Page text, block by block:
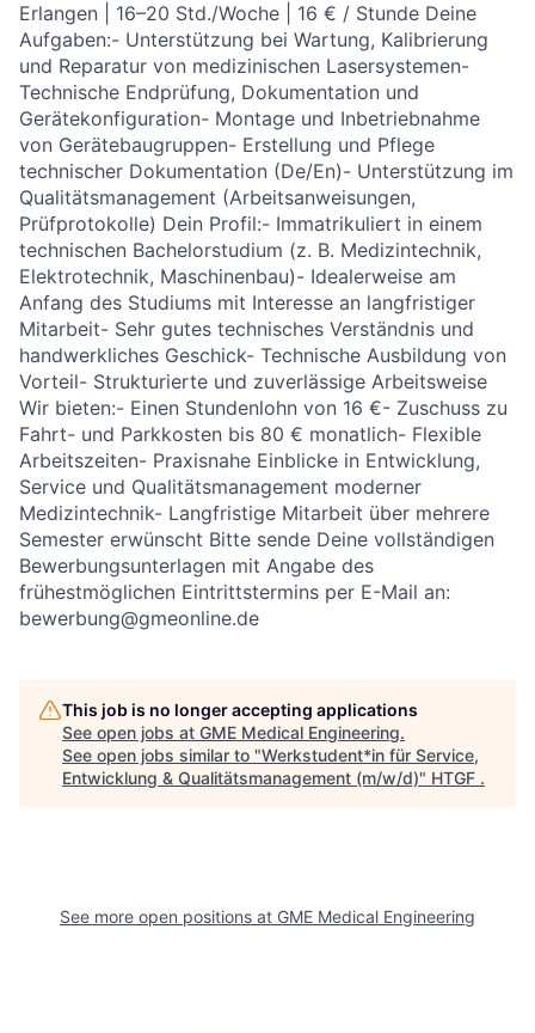
Erlangen | 16–20 Std./Woche | 16 € / Stunde Deine
Aufgaben:- Unterstützung bei Wartung, Kalibrierung
und Reparatur von medizinischen Lasersystemen-
Technische Endprüfung, Dokumentation und
Gerätekonfiguration- Montage und Inbetriebnahme
von Gerätebaugruppen- Erstellung und Pflege
technischer Dokumentation (De/En)- Unterstützung im
Qualitätsmanagement (Arbeitsanweisungen,
Prüfprotokolle) Dein Profil:- Immatrikuliert in einem
technischen Bachelorstudium (z. B. Medizintechnik,
Elektrotechnik, Maschinenbau)- Idealerweise am
Anfang des Studiums mit Interesse an langfristiger
Mitarbeit- Sehr gutes technisches Verständnis und
handwerkliches Geschick- Technische Ausbildung von
Vorteil- Strukturierte und zuverlässige Arbeitsweise
Wir bieten:- Einen Stundenlohn von 16 €- Zuschuss zu
Fahrt- und Parkkosten bis 80 € monatlich- Flexible
Arbeitszeiten- Praxisnahe Einblicke in Entwicklung,
Service und Qualitätsmanagement moderner
Medizintechnik- Langfristige Mitarbeit über mehrere
Semester erwünscht Bitte sende Deine vollständigen
Bewerbungsunterlagen mit Angabe des
frühestmöglichen Eintrittstermins per E-Mail an:
bewerbung@gmeonline.de
This job is no longer accepting applications
See open jobs at GME Medical Engineering.
See open jobs similar to "Werkstudent*in für Service,
Entwicklung & Qualitätsmanagement (m/w/d)" HTGF .
See more open positions at GME Medical Engineering